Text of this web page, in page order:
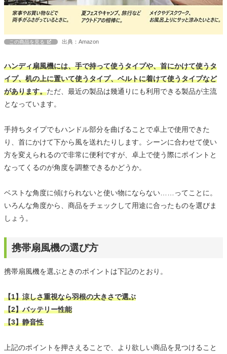
この商品を見る 出典：Amazon
ハンディ扇風機には、手で持って使うタイプや、首にかけて使うタ
イプ、机の上に置いて使うタイプ、ベルトに着けて使うタイプなど
があります。ただ、最近の製品は幾通りにも利用できる製品が主流
となっています。
手持ちタイプでもハンドル部分を曲げることで卓上で使用できた
り、首にかけて下から風を送れたりします。シーンに合わせて使い
方を変えられるので非常に便利ですが、卓上で使う際にポイントと
なってくるのが角度を調整できるかどうか。
ベストな角度に傾けられないと使い物にならない……ってことに。
いろんな角度から、商品をチェックして用途に合ったものを選びま
しょう。
携帯扇風機の選び方
携帯扇風機を選ぶときのポイントは下記のとおり。
【1】涼しさ重視なら羽根の大きさで選ぶ
【2】バッテリー性能
【3】静音性
上記のポイントを押さえることで、より欲しい商品を見つけること